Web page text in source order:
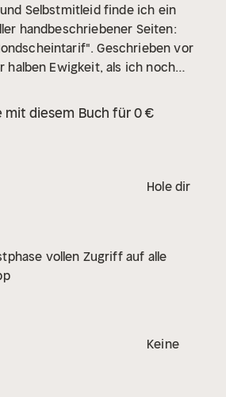
Selbstmitleid finde ich ein
handbeschriebener Seiten:
Geschrieben vor
halben Ewigkeit, als ich noch
Buch voller Erinnerungen. An die
am Meer wird zur
Die Geschichte geht weiter. Was
geworden? Und was ist aus uns
Neuanfang. Ein Hörbuch über
mit diesem Buch für 0 €
Hole dir
vollen Zugriff auf alle
Keine